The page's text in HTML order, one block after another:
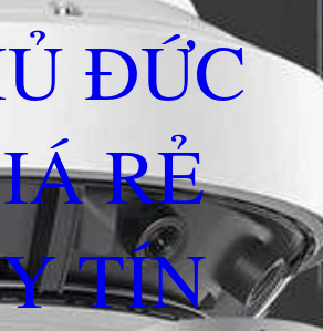
ĐỨC
RẺ
TÍN